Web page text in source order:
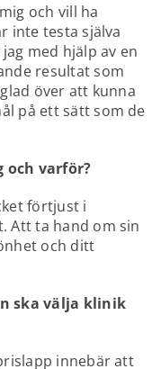
och vill ha
inte testa själva
med hjälp av en
resultat som
över att kunna
på ett sätt som de
och varför?
förtjust i
Att ta hand om sin
och ditt
ska välja klinik
innebär att